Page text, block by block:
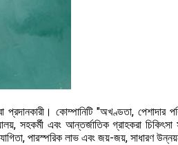
প্রদানকারী। কোম্পানিটি "অখণ্ডতা, পেশাদার
সহকর্মী এবং আন্তর্জাতিক গ্রাহকরা চিকিৎসা
পারস্পরিক লাভ এবং জয়-জয়, সাধারণ